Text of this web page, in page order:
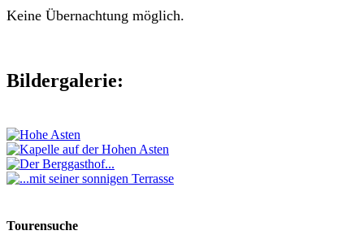
Keine Übernachtung möglich.
Bildergalerie:
Tourensuche